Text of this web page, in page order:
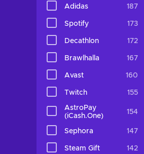
Adidas 187
Spotify 173
Decathlon 172
Brawlhalla 167
Avast 160
Twitch 155
AstroPay
(iCash.One)
154
Sephora 147
Steam Gift 142